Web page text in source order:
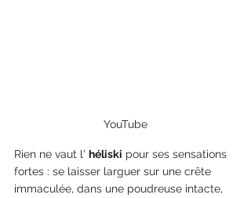
YouTube
Rien ne vaut l' héliski pour ses sensations
fortes : se laisser larguer sur une crête
immaculée, dans une poudreuse intacte,